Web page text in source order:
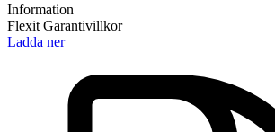
Information
Flexit Garantivillkor
Ladda ner